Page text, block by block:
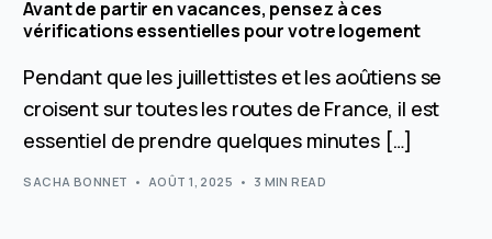
Avant de partir en vacances, pensez à ces
vérifications essentielles pour votre logement
Pendant que les juillettistes et les aoûtiens se
croisent sur toutes les routes de France, il est
essentiel de prendre quelques minutes […]
SACHA BONNET AOÛT 1, 2025 3 MIN READ